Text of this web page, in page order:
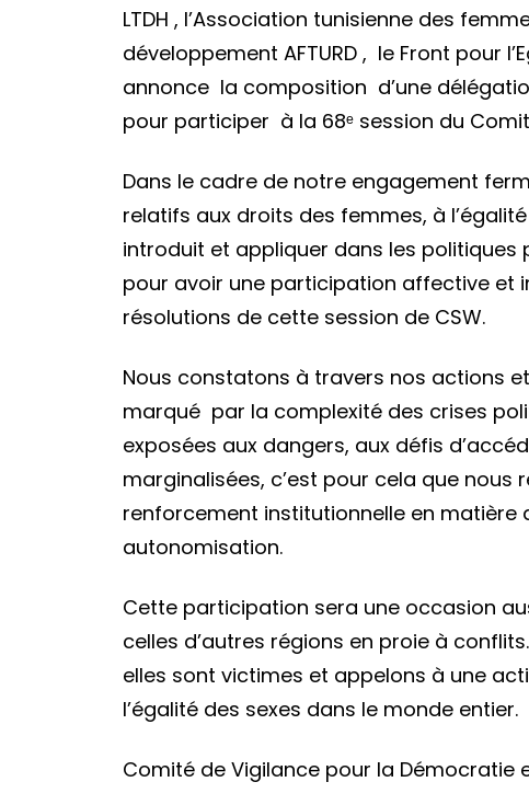
LTDH , l’Association tunisienne des
développement AFTURD , le Front pour
annonce la composition d’une
pour participer à la 68ᵉ session du
Dans le cadre de notre engagement
relatifs aux droits des femmes, à
introduit et appliquer dans les
pour avoir une participation affective et
résolutions de cette session de CSW.
Nous constatons à travers nos actions
marqué par la complexité des crises
exposées aux dangers, aux défis
marginalisées, c’est pour cela que
renforcement institutionnelle en
autonomisation.
Cette participation sera une occasion
celles d’autres régions en proie à
elles sont victimes et appelons à une
l’égalité des sexes dans le monde entier.
Comité de Vigilance pour la Démocratie